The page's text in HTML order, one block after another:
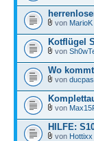
von MarioK
Kotflügel
von
Wo
von
von
HILFE:
von Hottixx